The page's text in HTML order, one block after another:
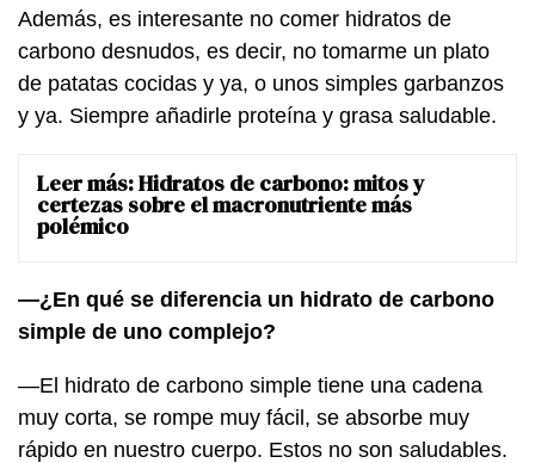
Además, es interesante no comer hidratos de
carbono desnudos, es decir, no tomarme un plato
de patatas cocidas y ya, o unos simples garbanzos
y ya. Siempre añadirle proteína y grasa saludable.
Leer más:Hidratos de carbono: mitos y
certezas sobre el macronutriente más
polémico
—¿En qué se diferencia un hidrato de carbono
simple de uno complejo?
—El hidrato de carbono simple tiene una cadena
muy corta, se rompe muy fácil, se absorbe muy
rápido en nuestro cuerpo. Estos no son saludables.